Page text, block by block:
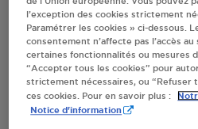
AGIP - SARL DE
148 AVENUE DE LYON
01960PERONNAS
S'Y
l’exception des cookies strictement
Paramétrer les cookies » ci-dessous.
consentement n’affecte pas l’accès
certaines fonctionnalités ou mesures
“Accepter tous les cookies” pour
strictement nécessaires, ou “Refuser
ces cookies. Pour en savoir plus :
Notice d'information